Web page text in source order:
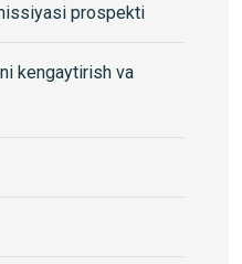
prospekti
kengaytirish va